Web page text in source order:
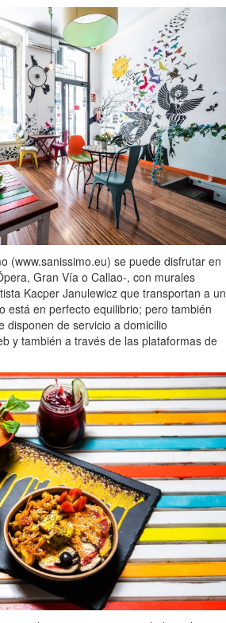
(www.sanissimo.eu) se puede disfrutar en
Gran Vía o Callao-, con murales
Kacper Janulewicz que transportan a un
está en perfecto equilibrio; pero también
disponen de servicio a domicilio
y también a través de las plataformas de